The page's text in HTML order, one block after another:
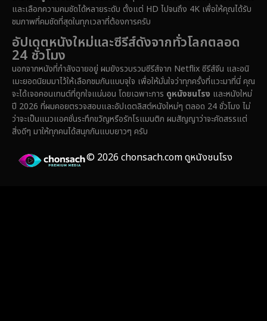
Epic มหากาพย์ (219)
Family ครอบครัว
Fantasy จินตนาการ (324)
Fiction (14)
Gothic
และเลือกความคมชัดได้หลายระดับ ตั้งแต่ HD ไปจนถึง 4K เพื่อให้คุณได้รับ
ชมภาพที่คมชัดที่สุดในทุกเวลาที่ต้องการครับ
อัปเดตหนังใหม่และซีรีส์ดังจากทั่วโลกตลอด
24 ชั่วโมง
นอกจากหนังที่กำลังฉายอยู่ ผมยังรวบรวมซีรีส์จาก Netflix ซีรีส์จีน และอนิ
เมะยอดนิยมมาไว้ให้เลือกชมกันแบบจุใจ เพื่อให้มั่นใจว่าทุกครั้งที่แวะมาที่นี่ คุณ
จะได้เจอคอนเทนต์ที่ถูกใจแน่นอน โดยเฉพาะการ ดูหนังชนโรง และหนังใหม่
ปี 2026 ที่ผมคอยตรวจสอบและอัปเดตลิสต์หนังใหม่ๆ ตลอด 24 ชั่วโมง ไม่
ว่าจะเป็นแนวแอคชั่นระทึกขวัญหรือรักโรแมนติก ผมสัญญาว่าจะคัดสรรแต่
สิ่งดีๆ มาให้ทุกคนได้สนุกกันแบบยาวๆ ครับ
© 2026 chonsach.com ดูหนังชนโรง